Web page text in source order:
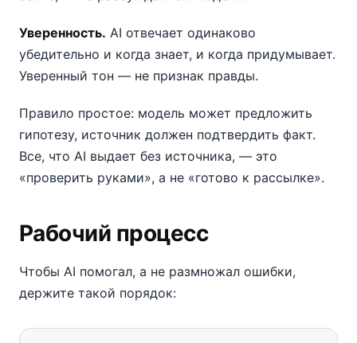
Уверенность. AI отвечает одинаково
убедительно и когда знает, и когда придумывает.
Уверенный тон — не признак правды.
Правило простое: модель может предложить
гипотезу, источник должен подтвердить факт.
Все, что AI выдает без источника, — это
«проверить руками», а не «готово к рассылке».
Рабочий процесс
Чтобы AI помогал, а не размножал ошибки,
держите такой порядок: